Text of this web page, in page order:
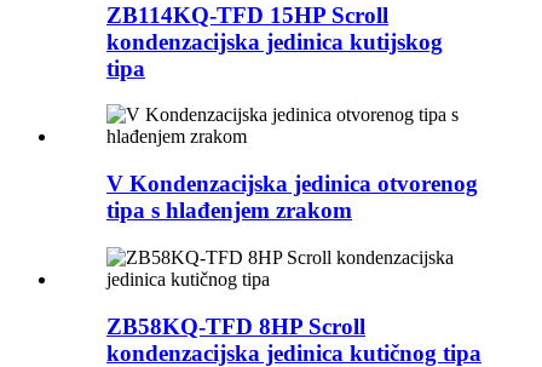
ZB114KQ-TFD 15HP Scroll
kondenzacijska jedinica kutijskog
tipa
V Kondenzacijska jedinica otvorenog
tipa s hlađenjem zrakom
ZB58KQ-TFD 8HP Scroll
kondenzacijska jedinica kutičnog tipa